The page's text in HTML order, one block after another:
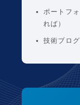
ポートフ
れば）
技術ブロ